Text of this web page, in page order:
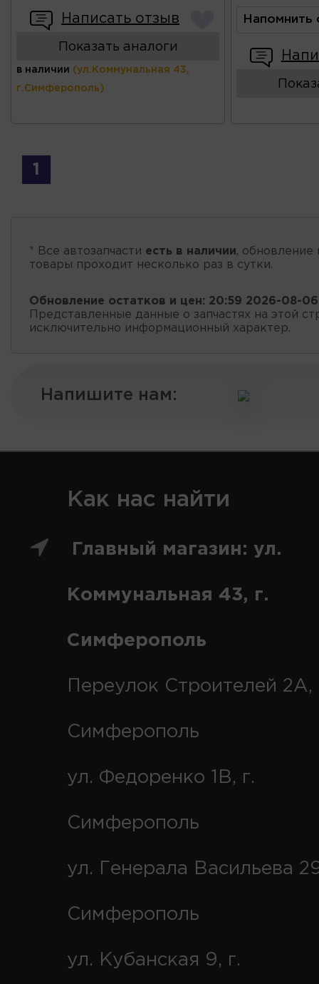
Написать отзыв
Показать аналоги
в наличии (ул.Коммунальная 43,
г.Симферополь)
Напомнить
1
* Все автозапчасти есть в наличии, обновление
товары проходит несколько раз в сутки.
Обновление остатков и цен: 20:59 2026-08-06
Представленные данные о запчастях на этой
исключительно информационный характер.
Напишите нам:
Как нас найти
Главный магазин: ул.
Коммунальная 43, г.
Симферополь
Переулок Строителей 2А,
Симферополь
ул. Федоренко 1В, г.
Симферополь
ул. Генерала Васильева
Симферополь
ул. Кубанская 9, г.